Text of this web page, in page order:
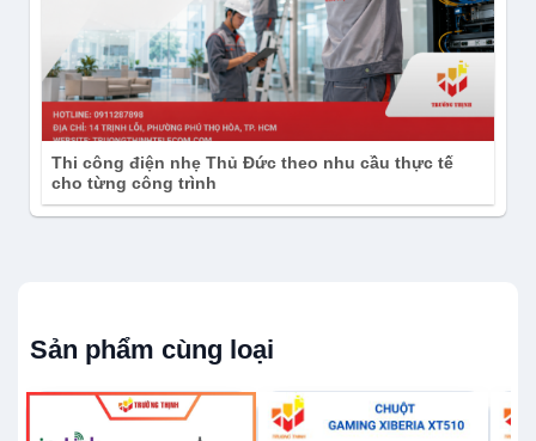
Thi công điện nhẹ Thủ Đức theo nhu cầu thực tế
cho từng công trình
Sản phẩm cùng loại